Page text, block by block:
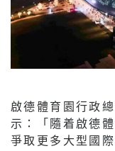
啟德體育園行政
示：「隨着啟德
爭取更多大型國